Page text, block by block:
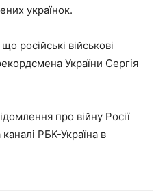
українок.
російські військові
України Сергія
про війну Росії
РБК-Україна в